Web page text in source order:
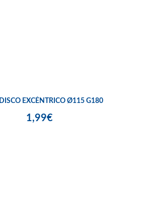
5 UDS. DISCO EXCÉNTRICO Ø115 G180
1,99€